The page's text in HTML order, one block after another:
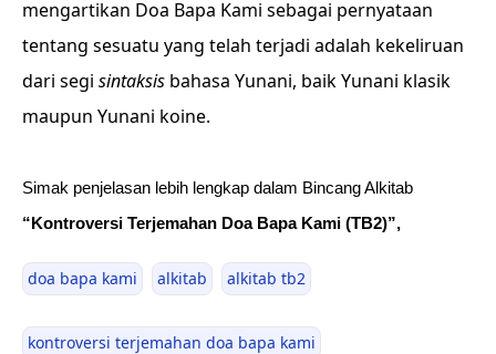
mengartikan Doa Bapa Kami sebagai pernyataan
tentang sesuatu yang telah terjadi adalah kekeliruan
dari segi sintaksis bahasa Yunani, baik Yunani klasik
maupun Yunani koine.
Simak penjelasan lebih lengkap dalam Bincang Alkitab
“Kontroversi Terjemahan Doa Bapa Kami (TB2)”,
doa bapa kami alkitab alkitab tb2
kontroversi terjemahan doa bapa kami